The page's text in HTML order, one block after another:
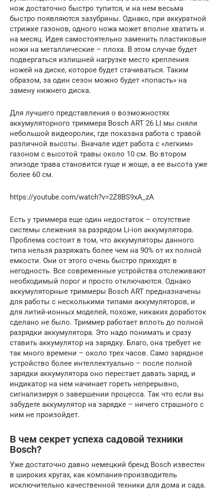
нож достаточно быстро тупится, и на нем весьма
быстро появляются зазубрины. Однако, при аккуратной
стрижке газонов, одного ножа может вполне хватить и
на месяц. Идея самостоятельно заменить пластиковые
ножи на металлические – плоха. В этом случае будет
подвергаться излишней нагрузке место крепления
ножей на диске, которое будет стачиваться. Таким
образом, за один сезон можно будет «попасть» на
замену нижнего диска.
Для лучшего представления о возможностях
аккумуляторного триммера Bosch ART 26 LI мы сняли
небольшой видеоролик, где показана работа с травой
различной высоты. Вначале идет работа с «легким»
газоном с высотой травы около 10 см. Во втором
эпизоде трава становится гуще и жоще, а ее высота уже
более 60 см.
https://youtube.com/watch?v=2Z8BS9xA_zA
Есть у триммера еще один недостаток – отсутствие
системы слежения за разрядом Li-ion аккумулятора.
Проблема состоит в том, что аккумуляторы данного
типа нельзя разряжать более чем на 90% от их полной
емкости. Они от этого очень быстро приходят в
негодность. Все современные устройства отслеживают
необходимый порог и просто отключаются. Однако
аккумуляторные триммеры Bosch ART предназначены
для работы с несколькими типами аккумуляторов, и
для литий-ионных моделей, похоже, никаких доработок
сделано не было. Триммер работает вплоть до полной
разрядки аккумулятора. Это надо понимать и сразу
ставить аккумулятор на зарядку. Благо, она требует не
так много времени – около трех часов. Само зарядное
устройство более интеллектуально – после полной
зарядки аккумулятора оно перестает давать заряд, и
индикатор на нем начинает гореть непрерывно,
сигнализируя о завершении процесса. Так что если вы
забудете аккумулятор на зарядке – ничего страшного с
ним не произойдет.
В чем секрет успеха садовой техники
Bosch?
Уже достаточно давно немецкий бренд Bosch известен
в широких кругах, как компания-производитель
исключительно качественной техники для дома и сада.